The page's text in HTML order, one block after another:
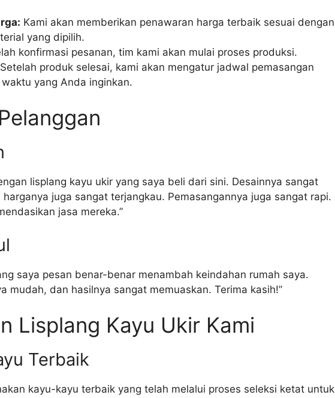
Kami akan memberikan penawaran harga terbaik sesuai dengan
yang dipilih.
konfirmasi pesanan, tim kami akan mulai proses produksi.
Setelah produk selesai, kami akan mengatur jadwal pemasangan
yang Anda inginkan.
lisplang kayu ukir yang saya beli dari sini. Desainnya sangat
juga sangat terjangkau. Pemasangannya juga sangat rapi.
jasa mereka.”
saya pesan benar-benar menambah keindahan rumah saya.
mudah, dan hasilnya sangat memuaskan. Terima kasih!”
Lisplang Kayu Ukir Kami
Terbaik
kayu-kayu terbaik yang telah melalui proses seleksi ketat untuk